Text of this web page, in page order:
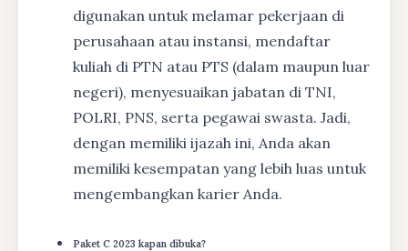
digunakan untuk melamar pekerjaan di
perusahaan atau instansi, mendaftar
kuliah di PTN atau PTS (dalam maupun luar
negeri), menyesuaikan jabatan di TNI,
POLRI, PNS, serta pegawai swasta. Jadi,
dengan memiliki ijazah ini, Anda akan
memiliki kesempatan yang lebih luas untuk
mengembangkan karier Anda.
Paket C 2023 kapan dibuka?